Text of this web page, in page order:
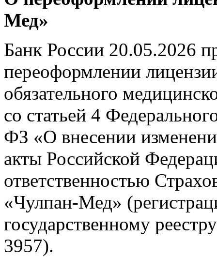
Мед»
Банк России 20.05.2026
переоформлении
обязательного
со статьей 4
ФЗ «О внесении
акты Российской
ответственностью
«Чулпан-Мед»
государственному
3957).